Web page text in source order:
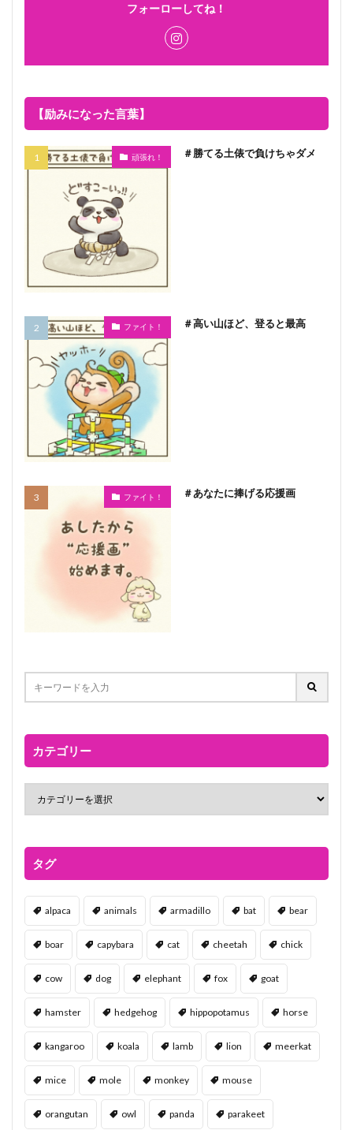
フォーローしてね！
【励みになった言葉】
頑張れ！ ＃勝てる土俵で負けちゃダメ
ファイト！ ＃高い山ほど、登ると最高
ファイト！ ＃あなたに捧げる応援画
カテゴリー
タグ
alpaca animals armadillo bat bear
boar capybara cat cheetah chick
cow dog elephant fox goat
hamster hedgehog hippopotamus horse
kangaroo koala lamb lion meerkat
mice mole monkey mouse
orangutan owl panda parakeet